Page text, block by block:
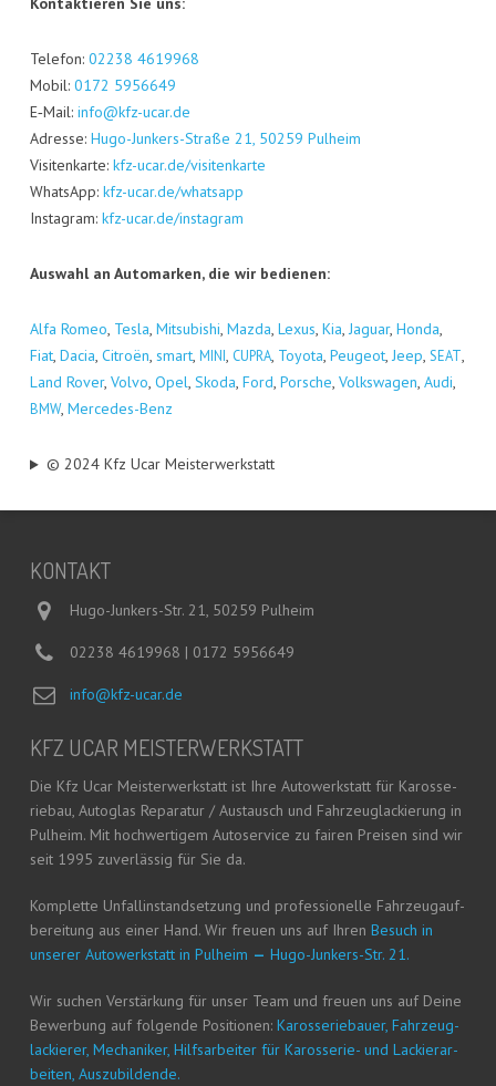
Tele­fon: 02238 4619968
Mobil: 0172 5956649
E‑Mail: info@kfz-ucar.de
Adres­se: Hugo-Jun­kers-Stra­ße 21, 50259 Pul­heim
Visi­ten­kar­te: kfz-ucar.de/visitenkarte
Whats­App: kfz-ucar.de/whatsapp
Insta­gram: kfz-ucar.de/instagram
Aus­wahl an Auto­mar­ken, die wir bedienen:
Alfa Romeo, Tes­la, Mitsu­bi­shi, Maz­da, Lexus, Kia, Jagu­ar, Hon­da,
Fiat, Dacia, Citro­ën, smart, MINI, CUPRA, Toyo­ta, Peu­geot, Jeep, SEAT,
Land Rover, Vol­vo, Opel, Sko­da, Ford, Por­sche, Volks­wa­gen, Audi,
BMW, Mer­ce­des-Benz
© 2024 Kfz Ucar Meisterwerkstatt
KON­TAKT
Hugo-Junkers-Str. 21, 50259 Pulheim
02238 4619968 | 0172 5956649
info@kfz-ucar.de
KFZ UCAR MEISTERWERKSTATT
Die Kfz Ucar Meis­ter­werk­statt ist Ihre Auto­werk­statt für Karos­se­
rie­bau, Auto­glas Repa­ra­tur / Aus­tausch und Fahr­zeug­la­ckie­rung in
Pul­heim. Mit hoch­wer­ti­gem Auto­ser­vice zu fai­ren Prei­sen sind wir
seit 1995 zuver­läs­sig für Sie da.
Kom­plet­te Unfall­in­stand­set­zung und pro­fes­sio­nel­le Fahr­zeug­auf­
be­rei­tung aus einer Hand. Wir freu­en uns auf Ihren Besuch in
unse­rer Auto­werk­statt in Pul­heim — Hugo-Jun­kers-Str. 21.
Wir suchen Ver­stär­kung für unser Team und freu­en uns auf Dei­ne
Bewer­bung auf fol­gen­de Posi­tio­nen: Karos­se­rie­bau­er, Fahr­zeug­
la­ckie­rer, Mecha­ni­ker, Hilfs­ar­bei­ter für Karos­se­rie- und Lackier­ar­
bei­ten, Auszubildende.